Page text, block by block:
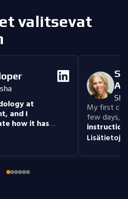
valitsevat
at
and I
how it has
real-world
My first
few days,
Lisätietoja